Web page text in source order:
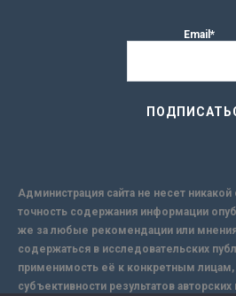
Email*
Администрация сайта не несет никакой
точность содержания информации
же за любые рекомендации или
содержаться в исследовательских
применимость её к конкретным лицам,
субъективности результатов